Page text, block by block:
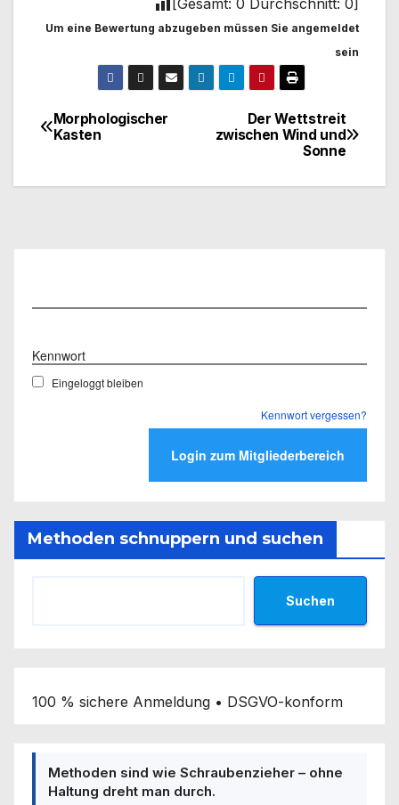
Um eine Bewertung abzugeben müssen Sie angemeldet
sein
BeitragsnavigationDer Wettstreit
zwischen Wind und
Sonne
Morphologischer
Kasten
Kennwort
Eingeloggt bleiben
Kennwort vergessen?
Methoden schnuppern und suchen
Suchen
100 % sichere Anmeldung • DSGVO-konform
Methoden sind wie Schraubenzieher – ohne
Haltung dreht man durch.